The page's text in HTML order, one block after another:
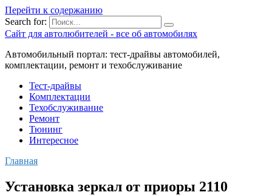
Перейти к содержанию
Search for:
Сайт для автолюбителей - все об автомобилях
Автомобильный портал: тест-драйвы автомобилей,
комплектации, ремонт и техобслуживание
Тест-драйвы
Комплектации
Техобслуживание
Ремонт
Тюнинг
Интересное
Главная
Установка зеркал от приоры 2110